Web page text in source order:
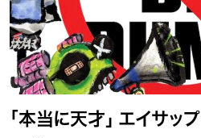
「本当に天才」 エイサッ